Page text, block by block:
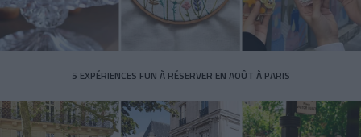
5 EXPÉRIENCES FUN À RÉSERVER EN AOÛT À PARIS